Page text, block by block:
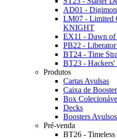
AD01 -
LM07 - Limited
KNIGHT
EX11 - Dawn of
PB22 -
BT24 - Time
BT23 - Hackers'
Produtos
Cartas Avulsas
Caixa de Booster
Box
Decks
Boosters Avulsos
Pré-venda
BT26 - Timeless